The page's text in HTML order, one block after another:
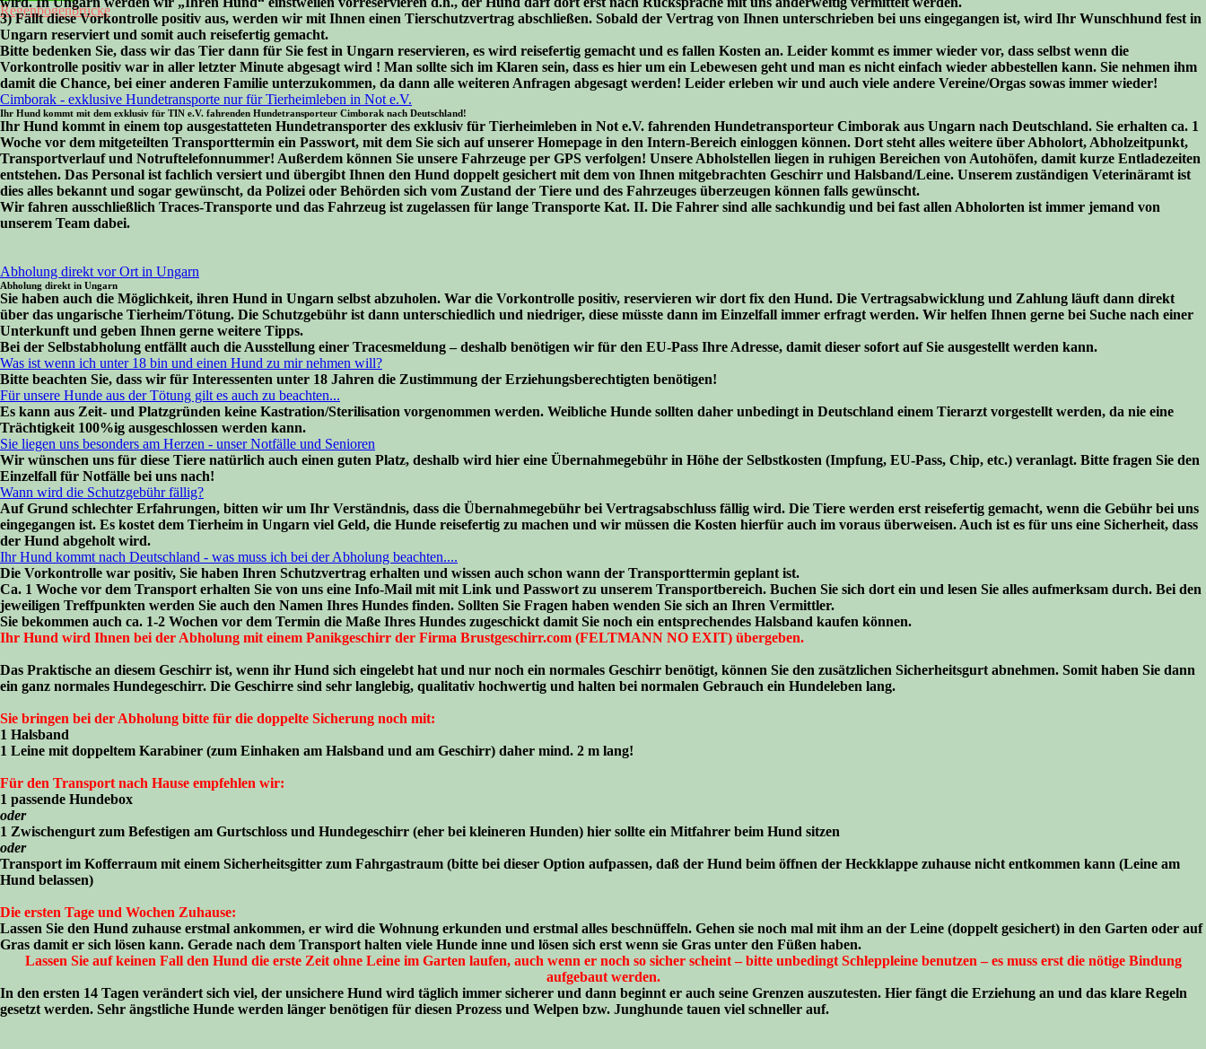
Regenbogenbrücke
3) Fällt diese Vorkontrolle positiv aus, werden wir mit Ihnen einen Tierschutzvertrag abschließen. Sobald der Vertrag von Ihnen unterschrieben bei uns eingegangen ist, wird Ihr Wunschhund fest in
Ungarn reserviert und somit auch reisefertig gemacht.
Bitte bedenken Sie, dass wir das Tier dann für Sie fest in Ungarn reservieren, es wird reisefertig gemacht und es fallen Kosten an. Leider kommt es immer wieder vor, dass selbst wenn die
Vorkontrolle positiv war in aller letzter Minute abgesagt wird ! Man sollte sich im Klaren sein, dass es hier um ein Lebewesen geht und man es nicht einfach wieder abbestellen kann. Sie nehmen ihm
damit die Chance, bei einer anderen Familie unterzukommen, da dann alle weiteren Anfragen abgesagt werden! Leider erleben wir und auch viele andere Vereine/Orgas sowas immer wieder!
Cimborak - exklusive Hundetransporte nur für Tierheimleben in Not e.V.
Ihr Hund kommt mit dem exklusiv für TIN e.V. fahrenden Hundetransporteur Cimborak nach Deutschland!
Ihr Hund kommt in einem top ausgestatteten Hundetransporter des exklusiv für Tierheimleben in Not e.V. fahrenden Hundetransporteur Cimborak aus Ungarn nach Deutschland. Sie erhalten ca. 1
Woche vor dem mitgeteilten Transporttermin ein Passwort, mit dem Sie sich auf unserer Homepage in den Intern-Bereich einloggen können. Dort steht alles weitere über Abholort, Abholzeitpunkt,
Transportverlauf und Notruftelefonnummer! Außerdem können Sie unsere Fahrzeuge per GPS verfolgen! Unsere Abholstellen liegen in ruhigen Bereichen von Autohöfen, damit kurze Entladezeiten
entstehen. Das Personal ist fachlich versiert und übergibt Ihnen den Hund doppelt gesichert mit dem von Ihnen mitgebrachten Geschirr und Halsband/Leine. Unserem zuständigen Veterinäramt ist
dies alles bekannt und sogar gewünscht, da Polizei oder Behörden sich vom Zustand der Tiere und des Fahrzeuges überzeugen können falls gewünscht.
Wir fahren ausschließlich Traces-Transporte und das Fahrzeug ist zugelassen für lange Transporte Kat. II. Die Fahrer sind alle sachkundig und bei fast allen Abholorten ist immer jemand von
unserem Team dabei.
Abholung direkt vor Ort in Ungarn
Abholung direkt in Ungarn
Sie haben auch die Möglichkeit, ihren Hund in Ungarn selbst abzuholen. War die Vorkontrolle positiv, reservieren wir dort fix den Hund. Die Vertragsabwicklung und Zahlung läuft dann direkt
über das ungarische Tierheim/Tötung. Die Schutzgebühr ist dann unterschiedlich und niedriger, diese müsste dann im Einzelfall immer erfragt werden. Wir helfen Ihnen gerne bei Suche nach einer
Unterkunft und geben Ihnen gerne weitere Tipps.
Bei der Selbstabholung entfällt auch die Ausstellung einer Tracesmeldung – deshalb benötigen wir für den EU-Pass Ihre Adresse, damit dieser sofort auf Sie ausgestellt werden kann.
Was ist wenn ich unter 18 bin und einen Hund zu mir nehmen will?
Bitte beachten Sie, dass wir für Interessenten unter 18 Jahren die Zustimmung der Erziehungsberechtigten benötigen!
Für unsere Hunde aus der Tötung gilt es auch zu beachten...
Es kann aus Zeit- und Platzgründen keine Kastration/Sterilisation vorgenommen werden. Weibliche Hunde sollten daher unbedingt in Deutschland einem Tierarzt vorgestellt werden, da nie eine
Trächtigkeit 100%ig ausgeschlossen werden kann.
Sie liegen uns besonders am Herzen - unser Notfälle und Senioren
Wir wünschen uns für diese Tiere natürlich auch einen guten Platz, deshalb wird hier eine Übernahmegebühr in Höhe der Selbstkosten (Impfung, EU-Pass, Chip, etc.) veranlagt. Bitte fragen Sie den
Einzelfall für Notfälle bei uns nach!
Wann wird die Schutzgebühr fällig?
Auf Grund schlechter Erfahrungen, bitten wir um Ihr Verständnis, dass die Übernahmegebühr bei Vertragsabschluss fällig wird. Die Tiere werden erst reisefertig gemacht, wenn die Gebühr bei uns
eingegangen ist. Es kostet dem Tierheim in Ungarn viel Geld, die Hunde reisefertig zu machen und wir müssen die Kosten hierfür auch im voraus überweisen. Auch ist es für uns eine Sicherheit, dass
der Hund abgeholt wird.
Ihr Hund kommt nach Deutschland - was muss ich bei der Abholung beachten....
Die Vorkontrolle war positiv, Sie haben Ihren Schutzvertrag erhalten und wissen auch schon wann der Transporttermin geplant ist.
Ca. 1 Woche vor dem Transport erhalten Sie von uns eine Info-Mail mit mit Link und Passwort zu unserem Transportbereich. Buchen Sie sich dort ein und lesen Sie alles aufmerksam durch. Bei den
jeweiligen Treffpunkten werden Sie auch den Namen Ihres Hundes finden. Sollten Sie Fragen haben wenden Sie sich an Ihren Vermittler.
Sie bekommen auch ca. 1-2 Wochen vor dem Termin die Maße Ihres Hundes zugeschickt damit Sie noch ein entsprechendes Halsband kaufen können.
Ihr Hund wird Ihnen bei der Abholung mit einem Panikgeschirr der Firma Brustgeschirr.com (FELTMANN NO EXIT) übergeben.
Das Praktische an diesem Geschirr ist, wenn ihr Hund sich eingelebt hat und nur noch ein normales Geschirr benötigt, können Sie den zusätzlichen Sicherheitsgurt abnehmen. Somit haben Sie dann
ein ganz normales Hundegeschirr. Die Geschirre sind sehr langlebig, qualitativ hochwertig und halten bei normalen Gebrauch ein Hundeleben lang.
Sie bringen bei der Abholung bitte für die doppelte Sicherung noch mit:
1 Halsband
1 Leine mit doppeltem Karabiner (zum Einhaken am Halsband und am Geschirr) daher mind. 2 m lang!
Für den Transport nach Hause empfehlen wir:
1 passende Hundebox
oder
1 Zwischengurt zum Befestigen am Gurtschloss und Hundegeschirr (eher bei kleineren Hunden) hier sollte ein Mitfahrer beim Hund sitzen
oder
Transport im Kofferraum mit einem Sicherheitsgitter zum Fahrgastraum (bitte bei dieser Option aufpassen, daß der Hund beim öffnen der Heckklappe zuhause nicht entkommen kann (Leine am
Hund belassen)
Die ersten Tage und Wochen Zuhause:
Lassen Sie den Hund zuhause erstmal ankommen, er wird die Wohnung erkunden und erstmal alles beschnüffeln. Gehen sie noch mal mit ihm an der Leine (doppelt gesichert) in den Garten oder auf
Gras damit er sich lösen kann. Gerade nach dem Transport halten viele Hunde inne und lösen sich erst wenn sie Gras unter den Füßen haben.
Lassen Sie auf keinen Fall den Hund die erste Zeit ohne Leine im Garten laufen, auch wenn er noch so sicher scheint – bitte unbedingt Schleppleine benutzen – es muss erst die nötige Bindung
aufgebaut werden.
In den ersten 14 Tagen verändert sich viel, der unsichere Hund wird täglich immer sicherer und dann beginnt er auch seine Grenzen auszutesten. Hier fängt die Erziehung an und das klare Regeln
gesetzt werden. Sehr ängstliche Hunde werden länger benötigen für diesen Prozess und Welpen bzw. Junghunde tauen viel schneller auf.